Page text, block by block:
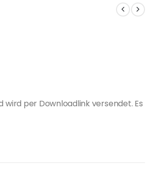
wird per Downloadlink versendet. Es